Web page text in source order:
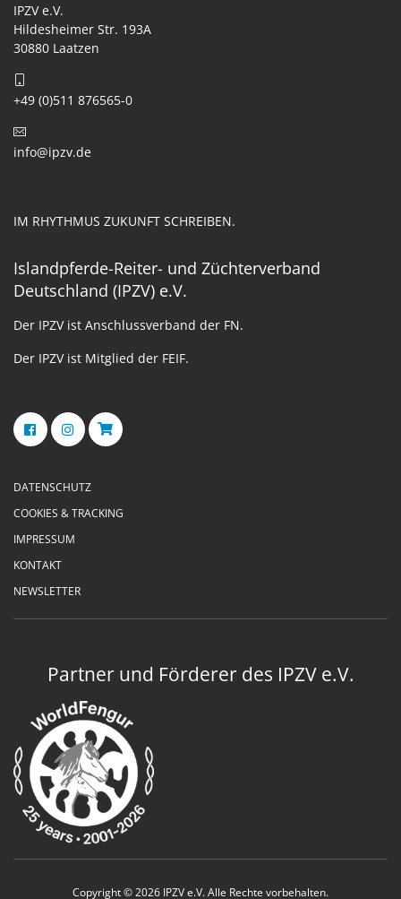
IPZV e.V.
Hildesheimer Str. 193A
30880 Laatzen
+49 (0)511 876565-0
info@ipzv.de
IM RHYTHMUS ZUKUNFT SCHREIBEN.
Islandpferde-Reiter- und Züchterverband
Deutschland (IPZV) e.V.
Der IPZV ist Anschlussverband der FN.
Der IPZV ist Mitglied der FEIF.
DATENSCHUTZ
COOKIES & TRACKING
IMPRESSUM
KONTAKT
NEWSLETTER
Partner und Förderer des IPZV e.V.
Copyright © 2026 IPZV e.V. Alle Rechte vorbehalten.